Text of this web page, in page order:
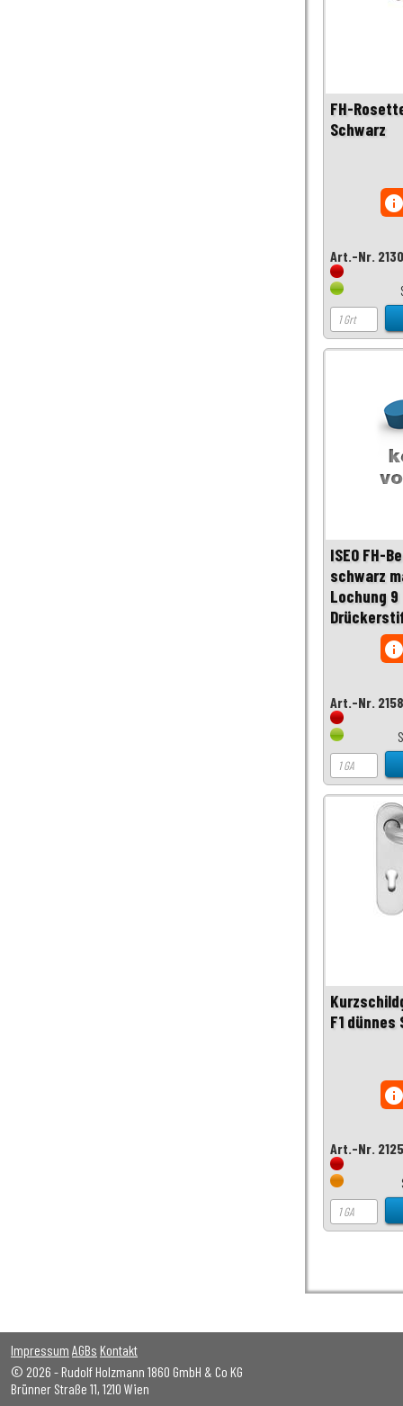
FH-
Schwarz
Art.-Nr.
ISEO FH-
schwarz
Lochung
Art.-Nr.
F1 dünnes
Art.-Nr.
Impressum AGBs Kontakt
© 2026 - Rudolf Holzmann 1860 GmbH & Co KG
Brünner Straße 11, 1210 Wien